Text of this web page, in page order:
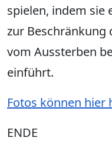
spielen, indem sie
zur Beschränkung
vom Aussterben
einführt.
Fotos können hier
ENDE